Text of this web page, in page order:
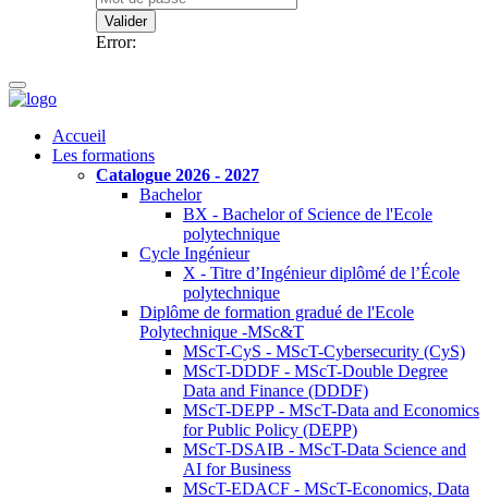
Valider
Error:
Accueil
Les formations
Catalogue 2026 - 2027
Bachelor
BX - Bachelor of Science de l'Ecole
polytechnique
Cycle Ingénieur
X - Titre d’Ingénieur diplômé de l’École
polytechnique
Diplôme de formation gradué de l'Ecole
Polytechnique -MSc&T
MScT-CyS - MScT-Cybersecurity (CyS)
MScT-DDDF - MScT-Double Degree
Data and Finance (DDDF)
MScT-DEPP - MScT-Data and Economics
for Public Policy (DEPP)
MScT-DSAIB - MScT-Data Science and
AI for Business
MScT-EDACF - MScT-Economics, Data